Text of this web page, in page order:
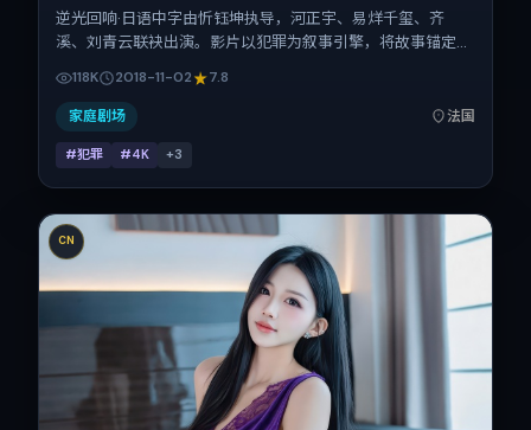
逆光回响·日语中字由忻钰坤执导，河正宇、易烊千玺、齐
溪、刘青云联袂出演。影片以犯罪为叙事引擎，将故事锚定在
2018年11月2日于法国首映（贺岁档前后），片长167分钟，适
合喜欢强情节与细腻表演的观众。
118K 2018-11-02 7.8
家庭剧场 法国
#犯罪 #4K +3
CN